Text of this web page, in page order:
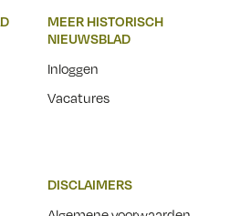
MEER HISTORISCH
NIEUWSBLAD
Inloggen
Vacatures
DISCLAIMERS